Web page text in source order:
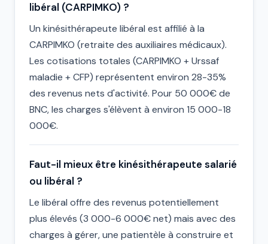
libéral (CARPIMKO) ?
Un kinésithérapeute libéral est affilié à la
CARPIMKO (retraite des auxiliaires médicaux).
Les cotisations totales (CARPIMKO + Urssaf
maladie + CFP) représentent environ 28-35%
des revenus nets d'activité. Pour 50 000€ de
BNC, les charges s'élèvent à environ 15 000-18
000€.
Faut-il mieux être kinésithérapeute salarié
ou libéral ?
Le libéral offre des revenus potentiellement
plus élevés (3 000-6 000€ net) mais avec des
charges à gérer, une patientèle à construire et